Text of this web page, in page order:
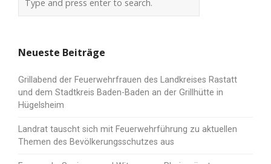
Neueste Beiträge
Grillabend der Feuerwehrfrauen des Landkreises Rastatt
und dem Stadtkreis Baden-Baden an der Grillhütte in
Hügelsheim
Landrat tauscht sich mit Feuerwehrführung zu aktuellen
Themen des Bevölkerungsschutzes aus